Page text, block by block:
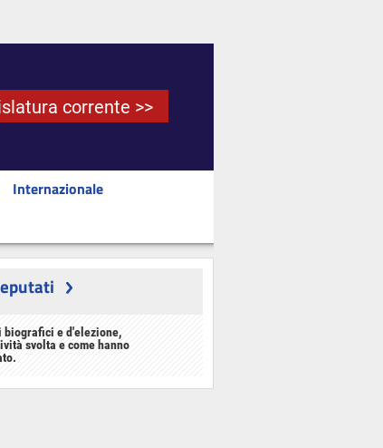
corrente >>
Internazionale
biografici e d'elezione,
svolta e come hanno